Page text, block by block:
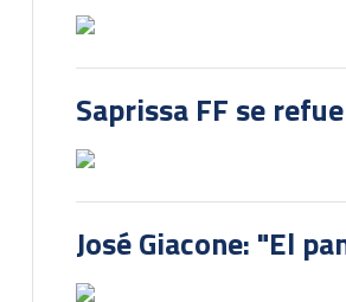
Saprissa FF se
José Giacone: "El